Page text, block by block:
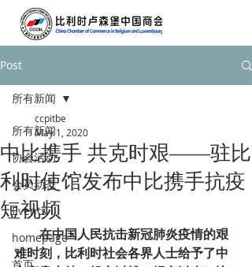
Post
所有新闻
协会活动
会员动态
Events
homepage
所有新闻
中比携手 共克时艰——驻比
利时使馆发布中比携手抗疫
短视频
ccpitbe
May 1, 2020
        在中国人民抗击新冠肺炎疫情的艰
难时刻，比利时社会各界人士给予了中